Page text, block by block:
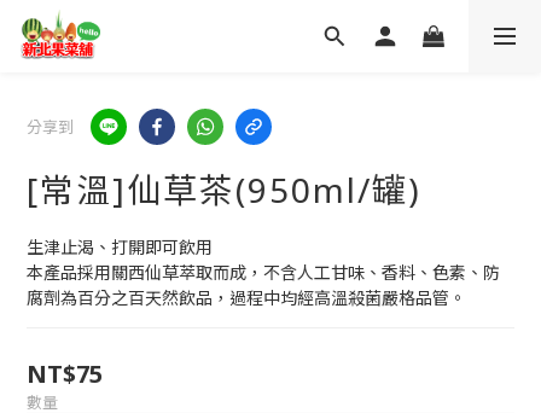
分享到
[常溫]仙草茶(950ml/罐)
生津止渴、打開即可飲用
本產品採用關西仙草萃取而成，不含人工甘味、香料、色素、防
腐劑為百分之百天然飲品，過程中均經高溫殺菌嚴格品管。
NT$75
數量